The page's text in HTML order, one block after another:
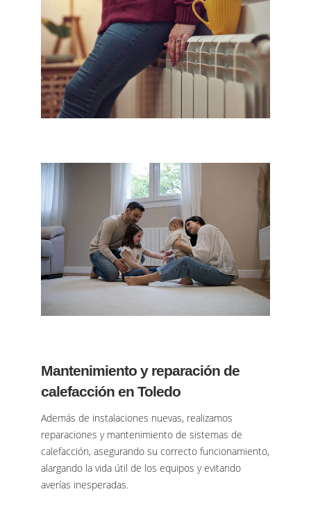
Mantenimiento y reparación de
calefacción en Toledo
Además de instalaciones nuevas, realizamos
reparaciones y mantenimiento de sistemas de
calefacción, asegurando su correcto funcionamiento,
alargando la vida útil de los equipos y evitando
averías inesperadas.